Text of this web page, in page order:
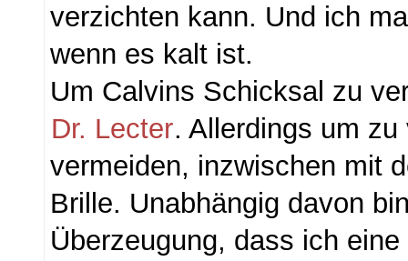
verzichten kann. Und ich
wenn es kalt ist.
Um Calvins Schicksal zu
Dr. Lecter. Allerdings um
vermeiden, inzwischen mit
Brille. Unabhängig davon
Überzeugung, dass ich